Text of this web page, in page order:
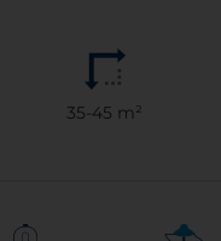
35-45 m²